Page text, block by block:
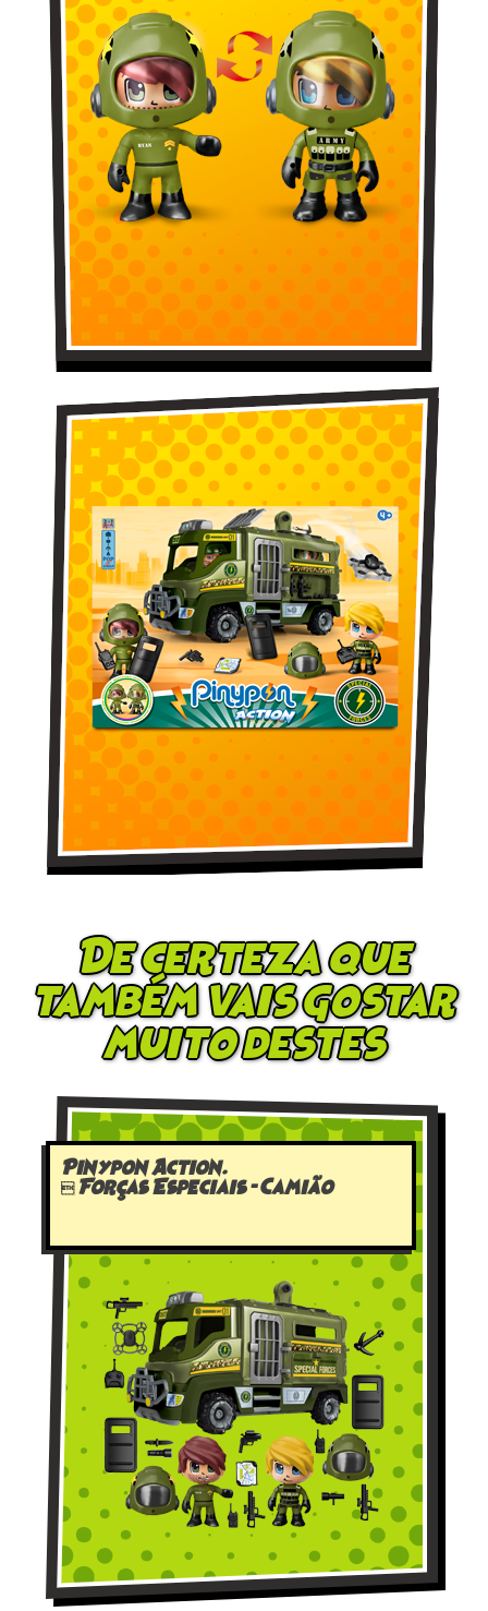
De certeza que
também vais gostar
muito destes
Pinypon Action.
 Forças Especiais – Camião